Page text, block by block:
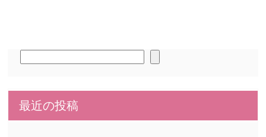
索
最近の投稿